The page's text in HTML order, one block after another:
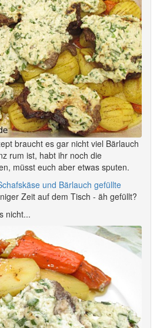
braucht es gar nicht viel Bärlauch
rum ist, habt ihr noch die
müsst euch aber etwas sputen.
und Bärlauch gefüllte
Zeit auf dem Tisch - äh gefüllt?
nicht...